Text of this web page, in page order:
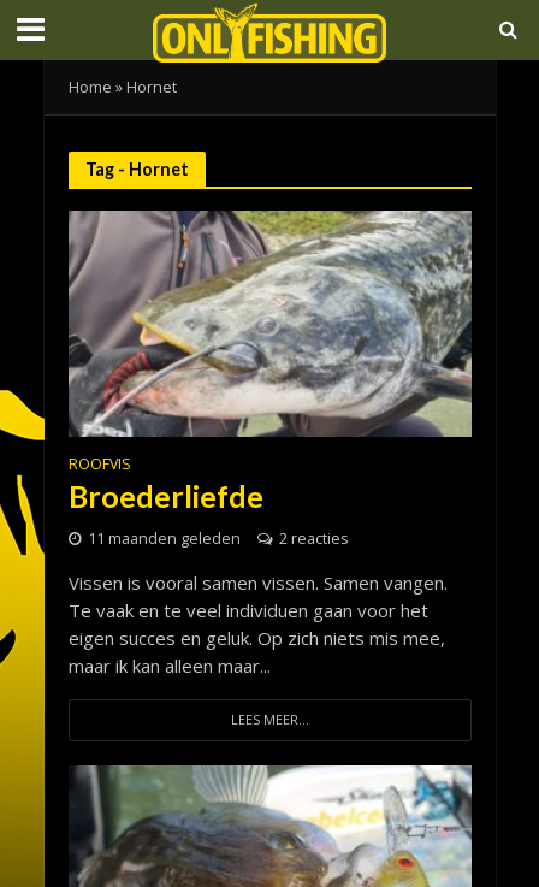
Home » Hornet
Tag - Hornet
ROOFVIS
Broederliefde
11 maanden geleden 2 reacties
Vissen is vooral samen vissen. Samen vangen.
Te vaak en te veel individuen gaan voor het
eigen succes en geluk. Op zich niets mis mee,
maar ik kan alleen maar...
LEES MEER...